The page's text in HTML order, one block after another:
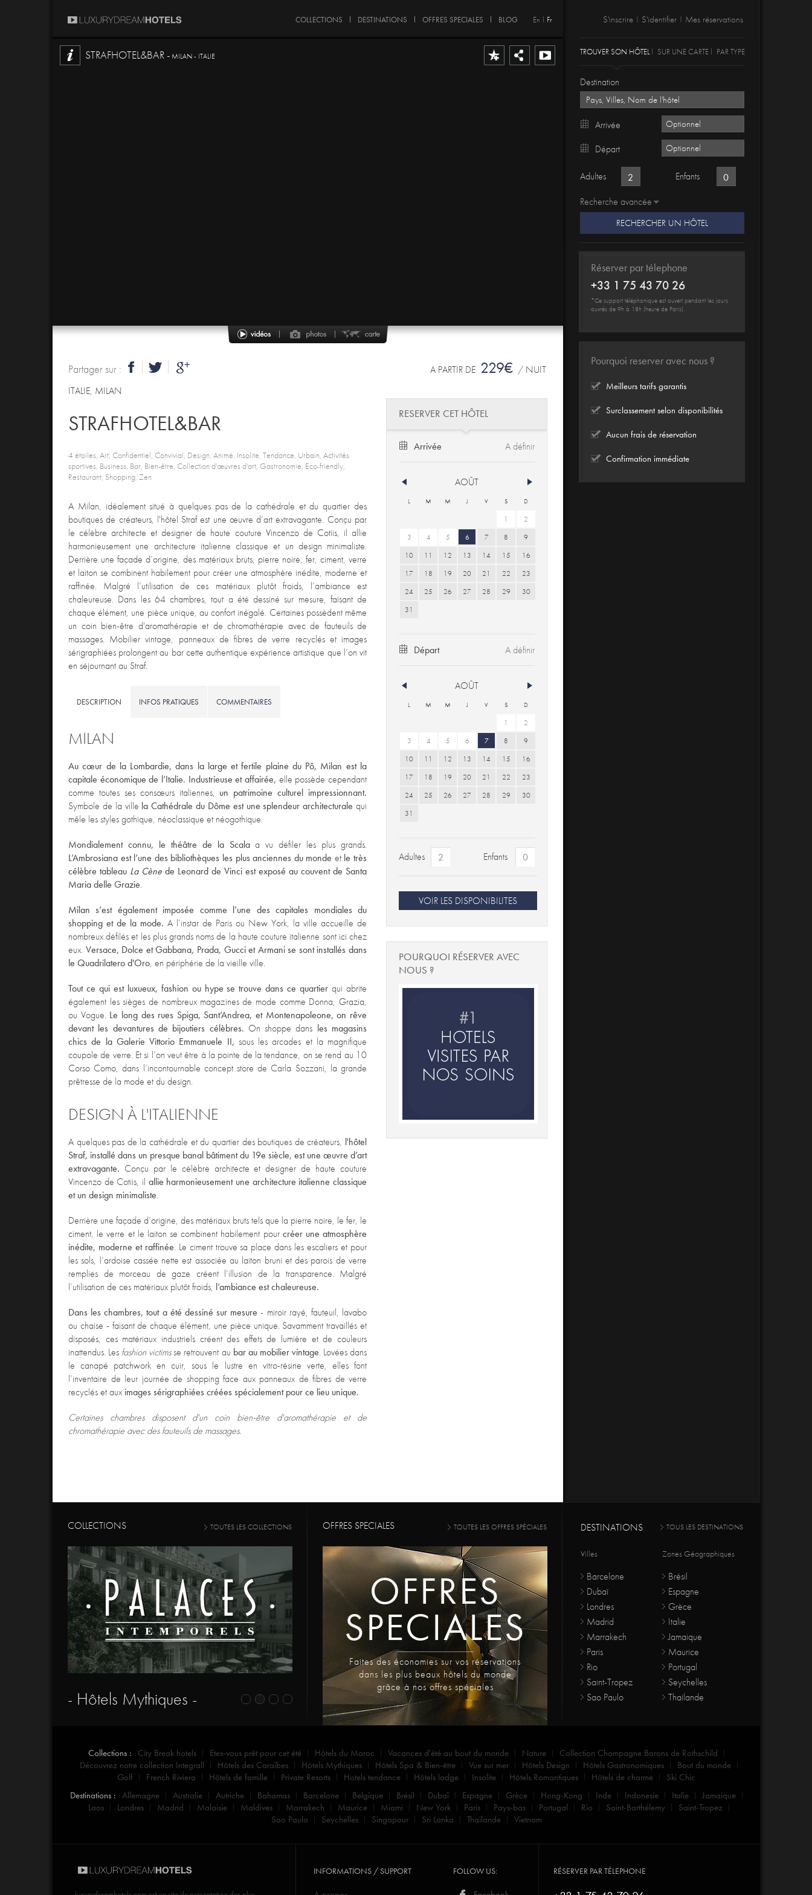
COLLECTIONS DESTINATIONS OFFRES SPECIALES BLOG En Fr S'inscrire | S'identifier | Mes réservations
STRAFHOTEL&BAR - MILAN - ITALIE
A PARTIR DE 229€ / NUIT
Partager sur :
ITALIE, MILAN
STRAFHOTEL&BAR
4 étoiles, Art, Confidentiel, Convivial, Design, Animé, Insolite, Tendance, Urbain, Activités
sportives, Business, Bar, Bien-être, Collection d'œuvres d'art, Gastronomie, Eco-friendly,
Restaurant, Shopping, Zen
A Milan, idéalement situé à quelques pas de la cathédrale et du quartier des
boutiques de créateurs, l'hôtel Straf est une œuvre d’art extravagante. Conçu par
le célèbre architecte et designer de haute couture Vincenzo de Cotiis, il allie
harmonieusement une architecture italienne classique et un design minimaliste.
Derrière une façade d’origine, des matériaux bruts, pierre noire, fer, ciment, verre
et laiton se combinent habilement pour créer une atmosphère inédite, moderne et
raffinée. Malgré l’utilisation de ces matériaux plutôt froids, l’ambiance est
chaleureuse. Dans les 64 chambres, tout a été dessiné sur mesure, faisant de
chaque élément, une pièce unique, au confort inégalé. Certaines possèdent même
un coin bien-être d'aromathérapie et de chromathérapie avec de fauteuils de
massages. Mobilier vintage, panneaux de fibres de verre recyclés et images
sérigraphiées prolongent au bar cette authentique expérience artistique que l’on vit
en séjournant au Straf.
DESCRIPTION INFOS PRATIQUES COMMENTAIRES
MILAN
Au cœur de la Lombardie, dans la large et fertile plaine du Pô, Milan est la
capitale économique de l’Italie. Industrieuse et affairée, elle possède cependant
comme toutes ses consœurs italiennes, un patrimoine culturel impressionnant.
Symbole de la ville la Cathédrale du Dôme est une splendeur architecturale qui
mêle les styles gothique, néoclassique et néogothique.
Mondialement connu, le théâtre de la Scalaa vu défiler les plus grands.
L’Ambrosiana est l’une des bibliothèques les plus anciennes du monde et le très
célèbre tableau La Cène de Leonard de Vinci est exposé au couvent de Santa
Maria delle Grazie.
Milan s’est également imposée comme l’une des capitales mondiales du
shopping et de la mode. A l’instar de Paris ou New York, la ville accueille de
nombreux défilés et les plus grands noms de la haute couture italienne sont ici chez
eux. Versace, Dolce et Gabbana, Prada, Gucci et Armani se sont installés dans
le Quadrilatero d'Oro, en périphérie de la vieille ville.
Tout ce qui est luxueux, fashion ou hype se trouve dans ce quartierqui abrite
également les sièges de nombreux magazines de mode comme Donna, Grazia,
ou Vogue. Le long des rues Spiga, Sant’Andrea, et Montenapoleone, on rêve
devant les devantures de bijoutiers célèbres. On shoppe dans les magasins
chics de la Galerie Vittorio Emmanuele II, sous les arcades et la magnifique
coupole de verre. Et si l’on veut être à la pointe de la tendance, on se rend au 10
Corso Como, dans l’incontournable concept store de Carla Sozzani, la grande
prêtresse de la mode et du design.
DESIGN À L'ITALIENNE
A quelques pas de la cathédrale et du quartier des boutiques de créateurs, l'hôtel
Straf, installé dans un presque banal bâtiment du 19e siècle, est une œuvre d’art
extravagante. Conçu par le célèbre architecte et designer de haute couture
Vincenzo de Cotiis, il allie harmonieusement une architecture italienne classique
et un design minimaliste.
Derrière une façade d’origine, des matériaux bruts tels que la pierre noire, le fer, le
ciment, le verre et le laiton se combinent habilement pour créer une atmosphère
inédite, moderne et raffinée. Le ciment trouve sa place dans les escaliers et pour
les sols, l’ardoise cassée nette est associée au laiton bruni et des parois de verre
remplies de morceau de gaze créent l’illusion de la transparence. Malgré
l’utilisation de ces matériaux plutôt froids, l’ambiance est chaleureuse.
Dans les chambres, tout a été dessiné sur mesure - miroir rayé, fauteuil, lavabo
ou chaise - faisant de chaque élément, une pièce unique. Savamment travaillés et
disposés, ces matériaux industriels créent des effets de lumière et de couleurs
inattendus. Les fashion victimsse retrouvent au bar au mobilier vintage. Lovées dans
le canapé patchwork en cuir, sous le lustre en vitro-résine verte, elles font
l’inventaire de leur journée de shopping face aux panneaux de fibres de verre
recyclés et aux images sérigraphiées créées spécialement pour ce lieu unique.
Certaines chambres disposent d'un coin bien-être d'aromathérapie et de
chromathérapie avec des fauteuils de massages.
RESERVER CET HÔTEL
Arrivée
AOÛT
L M M J V S D
1
2
3
4 5 6 7 8
9
10
11 12 13 14 15
16
17
18 19 20 21 22
23
24
25 26 27 28 29
30
31
Départ
AOÛT
L M M J V S D
1
2
3
4 5 6 7 8
9
10
11 12 13 14 15
16
17
18 19 20 21 22
23
24
25 26 27 28 29
30
31
Adultes Enfants
VOIR LES DISPONIBILITES
POURQUOI RÉSERVER AVEC
NOUS ?
TROUVER SON HÔTEL SUR UNE CARTE PAR TYPE
Destination
Arrivée
Départ
Adultes
Enfants
Recherche avancée
RECHERCHER UN HÔTEL
Réserver par télephone
+33 1 75 43 70 26
*Ce support téléphonique est ouvert pendant les jours
ouvrés de 9h à 18h (heure de Paris).
Pourquoi reserver avec nous ?
Meilleurs tarifs garantis
Surclassement selon disponibilités
Aucun frais de réservation
Confirmation immédiate
COLLECTIONS TOUTES LES COLLECTIONS
- Hôtels Mythiques -
OFFRES SPECIALES TOUTES LES OFFRES SPÉCIALES
OFFRES
SPECIALES
Faites des économies sur vos réservations
dans les plus beaux hôtels du monde
grâce à nos offres spéciales
DESTINATIONS TOUS LES DESTINATIONS
Villes
Barcelone
Dubaï
Londres
Madrid
Marrakech
Paris
Rio
Saint-Tropez
Sao Paulo
Zones Géographiques
Brésil
Espagne
Grèce
Italie
Jamaique
Maurice
Portugal
Seychelles
Thailande
Collections : City Break hotels Etes-vous prêt pour cet été Hôtels du Maroc Vacances d'été au bout du monde Nature
Collection Champagne Barons de Rothschild
Découvrez notre collection Integrall
Hôtels des Caraïbes Hôtels Mythiques Hôtels Spa & Bien-être Vue sur mer Hôtels Design Hôtels Gastronomiques
Bout du monde
Golf
French Riviera Hôtels de famille Private Resorts Hotels tendance Hôtels lodge Insolite Hôtels Romantiques Hôtels de charme
Ski Chic
Destinations : Allemagne Australie Autriche Bahamas Barcelone Belgique Brésil Dubaï Espagne Grèce Hong-Kong Inde Indonesie Italie
Jamaique
Laos
Londres Madrid Malaisie Maldives Marrakech Maurice Miami New York Paris Pays-bas Portugal Rio Saint-Barthélemy
Saint-Tropez
Sao Paulo
Seychelles Singapour Sri Lanka Thailande Vietnam
INFORMATIONS / SUPPORT FOLLOW US: RÉSERVER PAR TÉLEPHONE